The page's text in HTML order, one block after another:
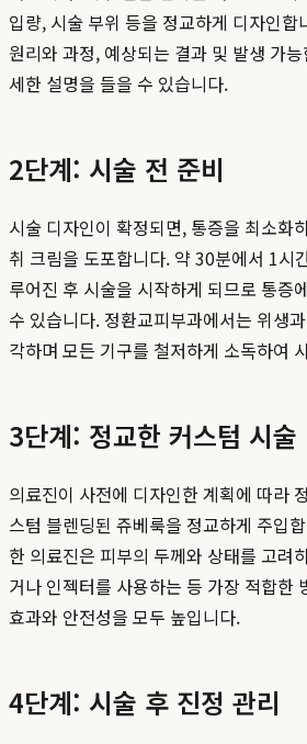
입량, 시술 부위 등을 정교하게 디자인합
원리와 과정, 예상되는 결과 및 발생 가
세한 설명을 들을 수 있습니다.
2단계: 시술 전 준비
시술 디자인이 확정되면, 통증을 최소화
취 크림을 도포합니다. 약 30분에서 1시
루어진 후 시술을 시작하게 되므로 통증
수 있습니다. 정환교피부과에서는 위생
각하며 모든 기구를 철저하게 소독하여
3단계: 정교한 커스텀 시술
의료진이 사전에 디자인한 계획에 따라
스텀 블렌딩된 쥬베룩을 정교하게 주입
한 의료진은 피부의 두께와 상태를 고려
거나 인젝터를 사용하는 등 가장 적합한
효과와 안전성을 모두 높입니다.
4단계: 시술 후 진정 관리